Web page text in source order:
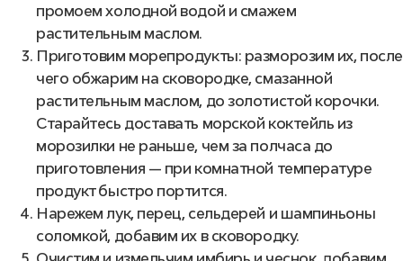
промоем холодной водой и смажем
растительным маслом.
Приготовим морепродукты: разморозим их, после
чего обжарим на сковородке, смазанной
растительным маслом, до золотистой корочки.
Старайтесь доставать морской коктейль из
морозилки не раньше, чем за полчаса до
приготовления — при комнатной температуре
продукт быстро портится.
Нарежем лук, перец, сельдерей и шампиньоны
соломкой, добавим их в сковородку.